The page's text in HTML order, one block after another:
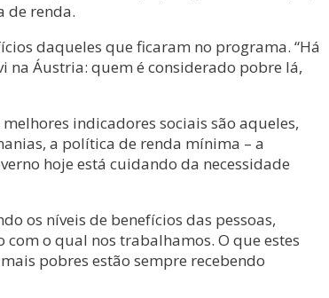
de renda.
daqueles que ficaram no programa. “Há
na Áustria: quem é considerado pobre lá,
indicadores sociais são aqueles,
a política de renda mínima – a
hoje está cuidando da necessidade
os níveis de benefícios das pessoas,
o qual nos trabalhamos. O que estes
pobres estão sempre recebendo